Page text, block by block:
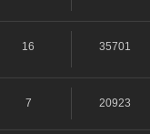
16 35701
7 20923